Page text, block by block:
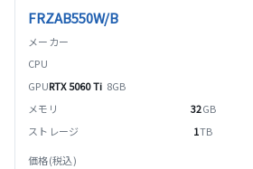
FRZAB550W/B
RTX 5060 Ti 8GB
32GB
1TB